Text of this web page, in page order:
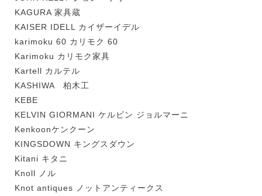
KAGURA 家具蔵
KAISER IDELL カイザーイデル
karimoku 60 カリモク 60
Karimoku カリモク家具
Kartell カルテル
KASHIWA 柏木工
KEBE
KELVIN GIORMANI ケルビン ジョルマーニ
Kenkoonケンクーン
KINGSDOWN キングスダウン
Kitani キタニ
Knoll ノル
Knot antiques ノットアンティークス